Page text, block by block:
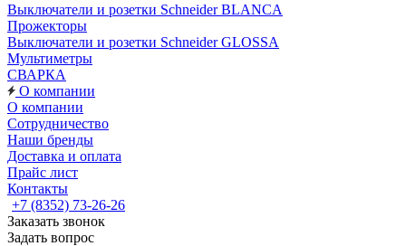
Выключатели и розетки Schneider BLANCA
Прожекторы
Выключатели и розетки Schneider GLOSSA
Мультиметры
СВАРКА
О компании
О компании
Сотрудничество
Наши бренды
Доставка и оплата
Прайс лист
Контакты
+7 (8352) 73-26-26
Заказать звонок
Задать вопрос